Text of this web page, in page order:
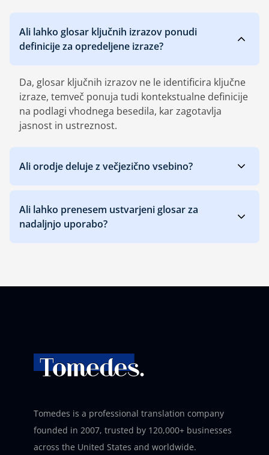
Ali lahko glosar ključnih izrazov ponudi
definicije za opredeljene izraze?
Da, glosar ključnih izrazov ne le identificira ključne
izraze, temveč ponuja tudi kontekstualne definicije
na podlagi vhodnega besedila, kar zagotavlja
jasnost in ustreznost.
Ali orodje deluje z večjezično vsebino?
Ali lahko prenesem ustvarjeni glosar za
nadaljnjo uporabo?
Tomedes is a professional translation company
founded in 2007, trusted by 120,000+ businesses
across the United States and worldwide.